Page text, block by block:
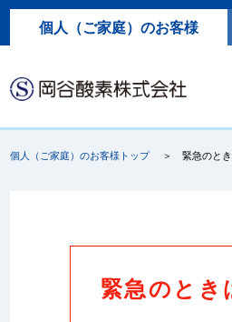
個人（ご家庭）のお客様
個人（ご家庭）のお客様トップ 緊急のと
緊急のとき